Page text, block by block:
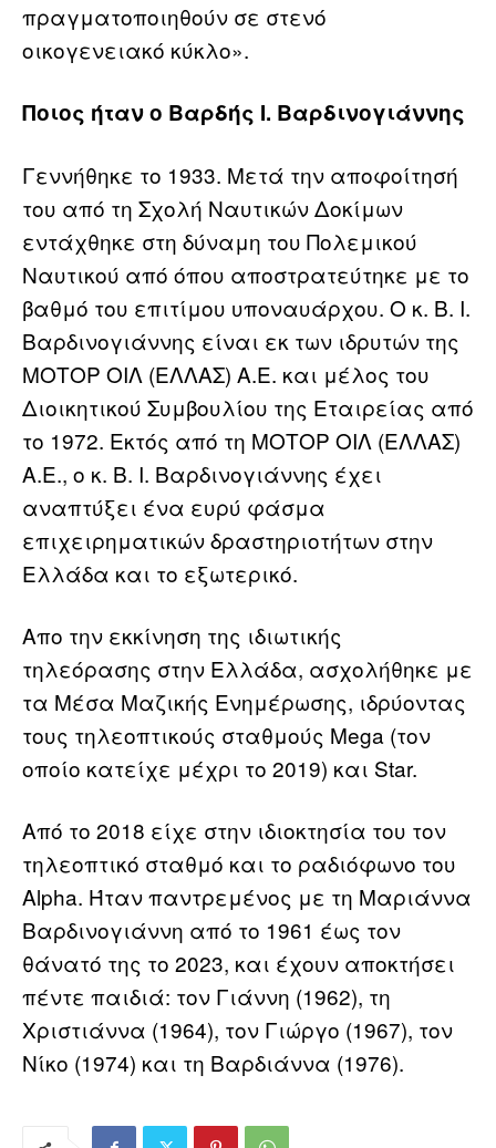
πραγματοποιηθούν σε στενό
οικογενειακό κύκλο».
Ποιος ήταν ο Βαρδής Ι. Βαρδινογιάννης
Γεννήθηκε το 1933. Μετά την αποφοίτησή
του από τη Σχολή Ναυτικών Δοκίμων
εντάχθηκε στη δύναμη του Πολεμικού
Ναυτικού από όπου αποστρατεύτηκε με το
βαθμό του επιτίμου υποναυάρχου. Ο κ. Β. Ι.
Βαρδινογιάννης είναι εκ των ιδρυτών της
ΜΟΤΟΡ ΟΙΛ (ΕΛΛΑΣ) Α.Ε. και μέλος του
Διοικητικού Συμβουλίου της Εταιρείας από
το 1972. Εκτός από τη ΜΟΤΟΡ ΟΙΛ (ΕΛΛΑΣ)
Α.Ε., ο κ. Β. Ι. Βαρδινογιάννης έχει
αναπτύξει ένα ευρύ φάσμα
επιχειρηματικών δραστηριοτήτων στην
Ελλάδα και το εξωτερικό.
Απο την εκκίνηση της ιδιωτικής
τηλεόρασης στην Ελλάδα, ασχολήθηκε με
τα Μέσα Μαζικής Ενημέρωσης, ιδρύοντας
τους τηλεοπτικούς σταθμούς Mega (τον
οποίο κατείχε μέχρι το 2019) και Star.
Από το 2018 είχε στην ιδιοκτησία του τον
τηλεοπτικό σταθμό και το ραδιόφωνο του
Alpha. Ήταν παντρεμένος με τη Μαριάννα
Βαρδινογιάννη από το 1961 έως τον
θάνατό της το 2023, και έχουν αποκτήσει
πέντε παιδιά: τον Γιάννη (1962), τη
Χριστιάννα (1964), τον Γιώργο (1967), τον
Νίκο (1974) και τη Βαρδιάννα (1976).